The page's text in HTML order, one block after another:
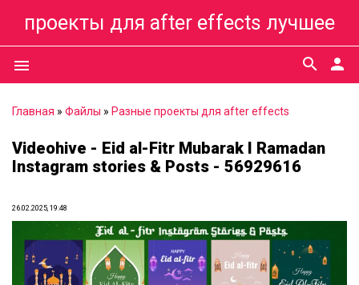
проекты для after effects лучшее
menu person
search
Главная » Файлы » Разные проекты для after effects
Videohive - Eid al-Fitr Mubarak I Ramadan
Instagram stories & Posts - 56929616
26.02.2025, 19:48